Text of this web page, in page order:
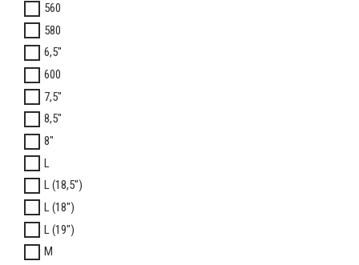
560
580
6,5"
600
7,5"
8,5"
8"
L
L (18,5")
L (18")
L (19")
M